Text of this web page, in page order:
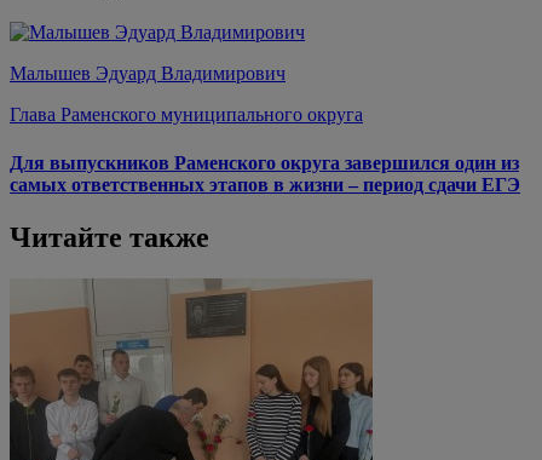
Малышев Эдуард Владимирович
Глава Раменского муниципального округа
Для выпускников Раменского округа завершился один из
самых ответственных этапов в жизни – период сдачи ЕГЭ
Читайте также